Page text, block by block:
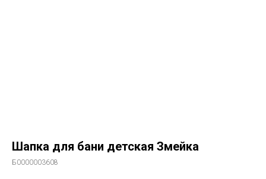
Шапка для бани детская Змейка
Б0000003608